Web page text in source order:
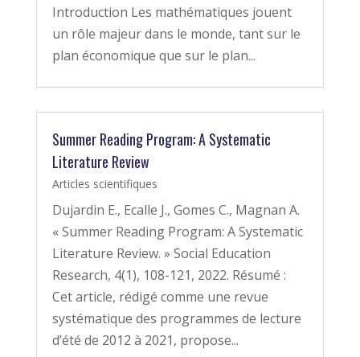
Introduction Les mathématiques jouent
un rôle majeur dans le monde, tant sur le
plan économique que sur le plan...
Summer Reading Program: A Systematic
Literature Review
Articles scientifiques
Dujardin E., Ecalle J., Gomes C., Magnan A.
« Summer Reading Program: A Systematic
Literature Review. » Social Education
Research, 4(1), 108-121, 2022. Résumé :
Cet article, rédigé comme une revue
systématique des programmes de lecture
d’été de 2012 à 2021, propose...